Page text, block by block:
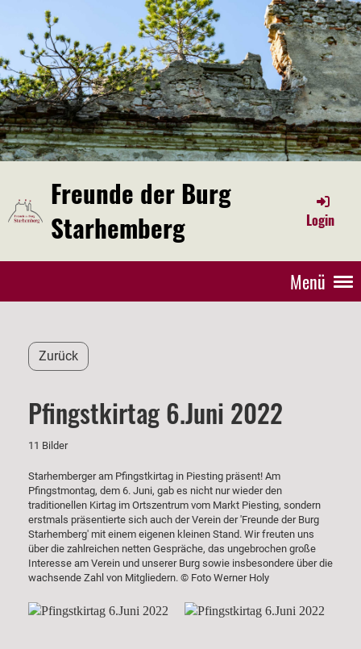
Freunde der Burg
Starhemberg
Login
Menü
Zurück
Pfingstkirtag 6.Juni 2022
11 Bilder
Starhemberger am Pfingstkirtag in Piesting präsent! Am
Pfingstmontag, dem 6. Juni, gab es nicht nur wieder den
traditionellen Kirtag im Ortszentrum vom Markt Piesting, sondern
erstmals präsentierte sich auch der Verein der 'Freunde der Burg
Starhemberg' mit einem eigenen kleinen Stand. Wir freuten uns
über die zahlreichen netten Gespräche, das ungebrochen große
Interesse am Verein und unserer Burg sowie insbesondere über die
wachsende Zahl von Mitgliedern. © Foto Werner Holy